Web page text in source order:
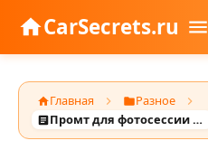
CarSecrets.ru
Главная
Разное
Промт для фотосессии chatgpt (с примерами готовых промтов)